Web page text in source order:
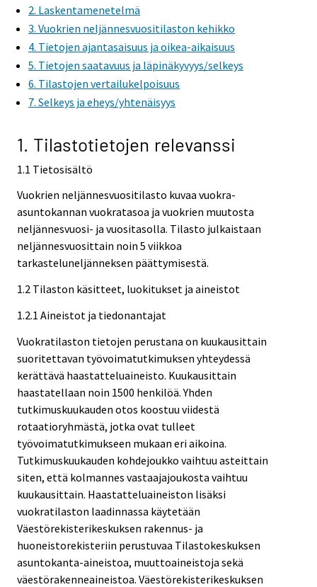
2. Laskentamenetelmä
3. Vuokrien neljännesvuositilaston kehikko
4. Tietojen ajantasaisuus ja oikea-aikaisuus
5. Tietojen saatavuus ja läpinäkyvyys/selkeys
6. Tilastojen vertailukelpoisuus
7. Selkeys ja eheys/yhtenäisyys
1. Tilastotietojen relevanssi
1.1 Tietosisältö
Vuokrien neljännesvuositilasto kuvaa vuokra-
asuntokannan vuokratasoa ja vuokrien muutosta
neljännesvuosi- ja vuositasolla. Tilasto julkaistaan
neljännesvuosittain noin 5 viikkoa
tarkasteluneljänneksen päättymisestä.
1.2 Tilaston käsitteet, luokitukset ja aineistot
1.2.1 Aineistot ja tiedonantajat
Vuokratilaston tietojen perustana on kuukausittain
suoritettavan työvoimatutkimuksen yhteydessä
kerättävä haastatteluaineisto. Kuukausittain
haastatellaan noin 1500 henkilöä. Yhden
tutkimuskuukauden otos koostuu viidestä
rotaatioryhmästä, jotka ovat tulleet
työvoimatutkimukseen mukaan eri aikoina.
Tutkimuskuukauden kohdejoukko vaihtuu asteittain
siten, että kolmannes vastaajajoukosta vaihtuu
kuukausittain. Haastatteluaineiston lisäksi
vuokratilaston laadinnassa käytetään
Väestörekisterikeskuksen rakennus- ja
huoneistorekisteriin perustuvaa Tilastokeskuksen
asuntokanta-aineistoa, muuttoaineistoja sekä
väestörakenneaineistoa. Väestörekisterikeskuksen